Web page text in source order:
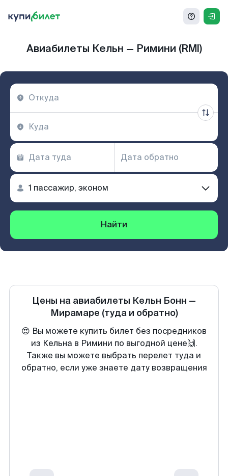
Авиабилеты Кельн — Римини (RMI)
Найти
Цены на авиабилеты Кельн Бонн —
Мирамаре (туда и обратно)
😍 Вы можете купить билет без посредников
из Кельна в Римини по выгодной цене🙌.
Также вы можете выбрать перелет туда и
обратно, если уже знаете дату возвращения